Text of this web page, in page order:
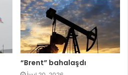
“Brent” bahalaşdı